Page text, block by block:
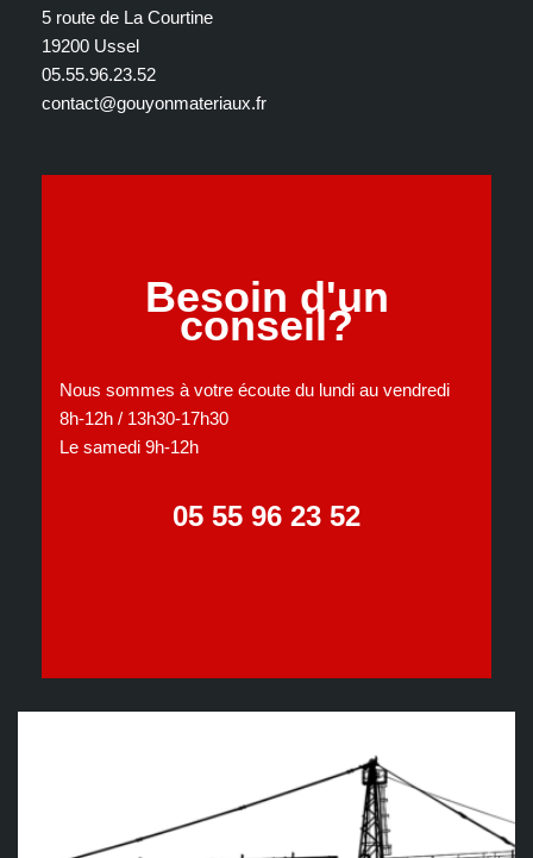
5 route de La Courtine
19200 Ussel
05.55.96.23.52
contact@gouyonmateriaux.fr
Besoin d'un
conseil?
Nous sommes à votre écoute du lundi au vendredi
8h-12h / 13h30-17h30
Le samedi 9h-12h
05 55 96 23 52